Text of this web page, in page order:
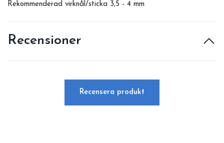
Rekommenderad virknål/sticka 3,5 - 4 mm
Recensioner
Recensera produkt